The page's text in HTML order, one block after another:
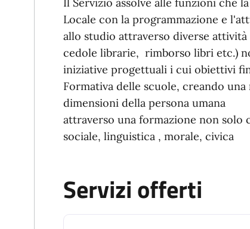
Locale con la programmazione e
allo studio attraverso diverse
cedole librarie, rimborso libri etc.)
iniziative progettuali i cui obiettivi
Formativa delle scuole, creando
dimensioni della persona umana
attraverso una formazione non solo
sociale, linguistica , morale, civica
Servizi offerti